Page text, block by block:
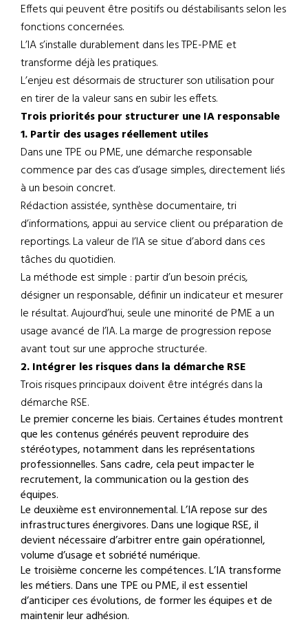
Effets qui peuvent être positifs ou déstabilisants selon les
fonctions concernées.
L’IA s’installe durablement dans les TPE-PME et
transforme déjà les pratiques.
L’enjeu est désormais de structurer son utilisation pour
en tirer de la valeur sans en subir les effets.
Trois priorités pour structurer une IA responsable
1. Partir des usages réellement utiles
Dans une TPE ou PME, une démarche responsable
commence par des cas d’usage simples, directement liés
à un besoin concret.
Rédaction assistée, synthèse documentaire, tri
d’informations, appui au service client ou préparation de
reportings. La valeur de l’IA se situe d’abord dans ces
tâches du quotidien.
La méthode est simple : partir d’un besoin précis,
désigner un responsable, définir un indicateur et mesurer
le résultat. Aujourd’hui, seule une minorité de PME a un
usage avancé de l’IA. La marge de progression repose
avant tout sur une approche structurée.
2. Intégrer les risques dans la démarche RSE
Trois risques principaux doivent être intégrés dans la
démarche RSE.
Le premier concerne les biais. Certaines études montrent
que les contenus générés peuvent reproduire des
stéréotypes, notamment dans les représentations
professionnelles. Sans cadre, cela peut impacter le
recrutement, la communication ou la gestion des
équipes.
Le deuxième est environnemental. L’IA repose sur des
infrastructures énergivores. Dans une logique RSE, il
devient nécessaire d’arbitrer entre gain opérationnel,
volume d’usage et sobriété numérique.
Le troisième concerne les compétences. L’IA transforme
les métiers. Dans une TPE ou PME, il est essentiel
d’anticiper ces évolutions, de former les équipes et de
maintenir leur adhésion.